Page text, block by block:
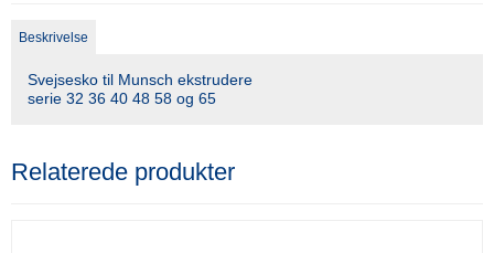
Beskrivelse
Svejsesko til Munsch ekstrudere
serie 32 36 40 48 58 og 65
Relaterede produkter